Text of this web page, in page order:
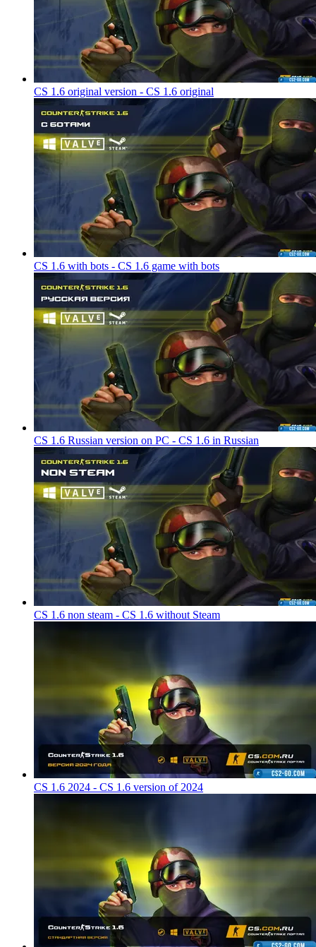
CS 1.6 original version - CS 1.6 original
CS 1.6 with bots - CS 1.6 game with bots
CS 1.6 Russian version on PC - CS 1.6 in Russian
CS 1.6 non steam - CS 1.6 without Steam
CS 1.6 2024 - CS 1.6 version of 2024